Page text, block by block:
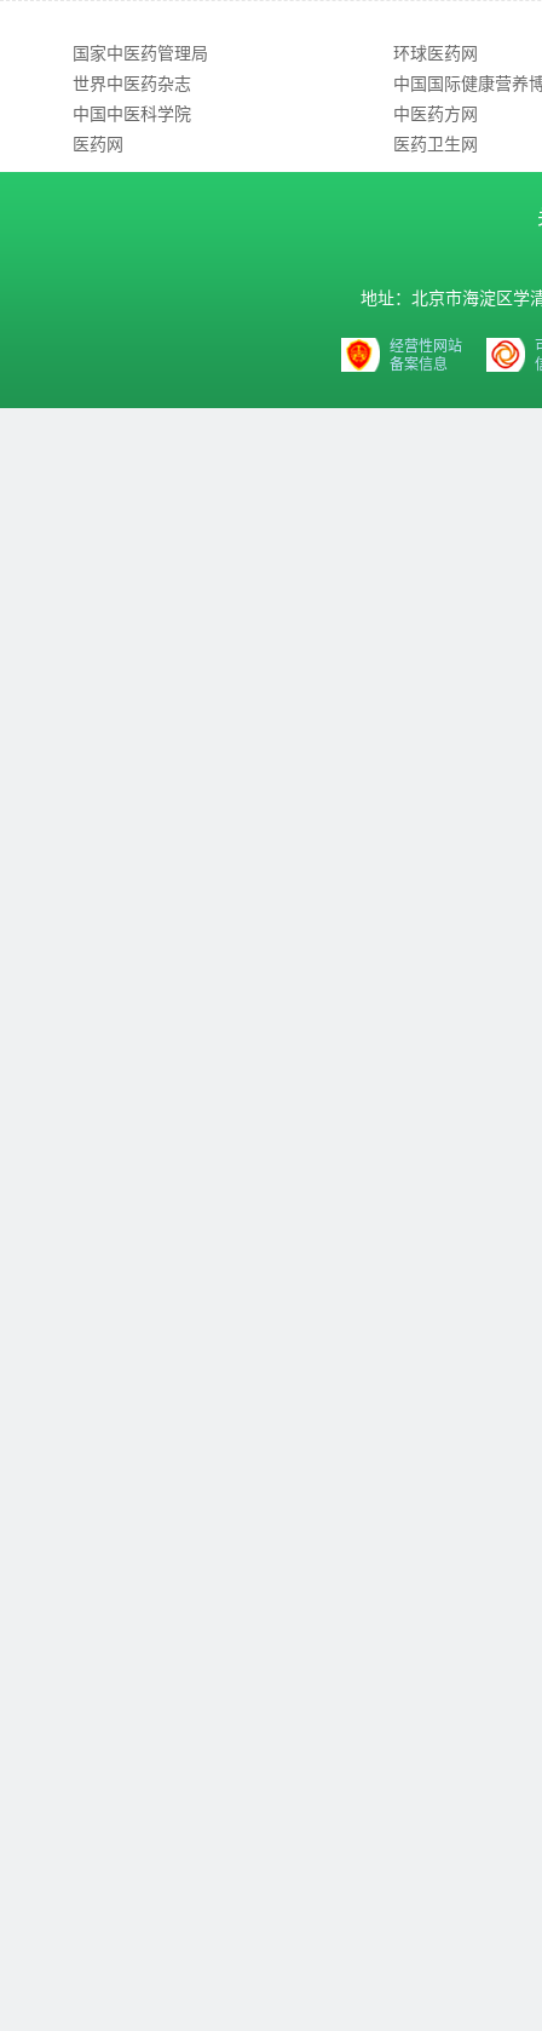
国家中医药管理局
世界中医药杂志
中国中医科学院
医药网
环球医药网
中国国际健康营养
中医药方网
医药卫生网
地址：北京市海淀区学
经营性网站
备案信息